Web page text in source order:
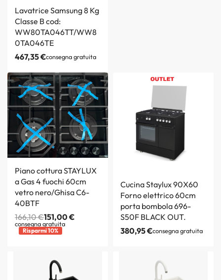
Lavatrice Samsung 8 Kg
Classe B cod:
WW80TA046TT/WW8
0TA046TE
467,35€consegna gratuita
Piano cottura STAYLUX
a Gas 4 fuochi 60cm
vetro nero/Ghisa C6-
40BTF
166,10€151,00€
consegna gratuita
Risparmi 10%
Cucina Staylux 90X60
Forno elettrico 60cm
porta bombola 696-
S50F BLACK OUT.
380,95€consegna gratuita